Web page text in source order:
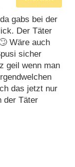
gabs bei der
Der Täter
Wäre auch
sicher
geil wenn man
das jetzt nur
der Täter